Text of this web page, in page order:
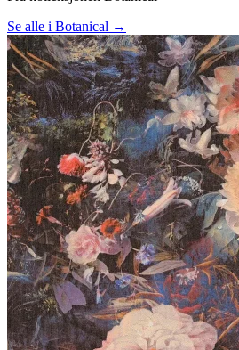
Se alle i Botanical →